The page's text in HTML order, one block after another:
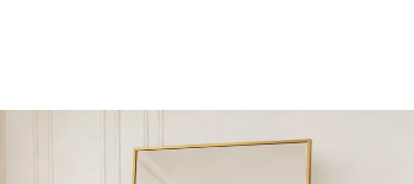
Ganzkörperspiegel Standspiegel, Großer Wandspiegel,